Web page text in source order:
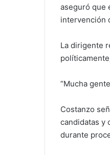
aseguró que
intervención
La dirigente
“Mucha
Costanzo
candidatas y
durante